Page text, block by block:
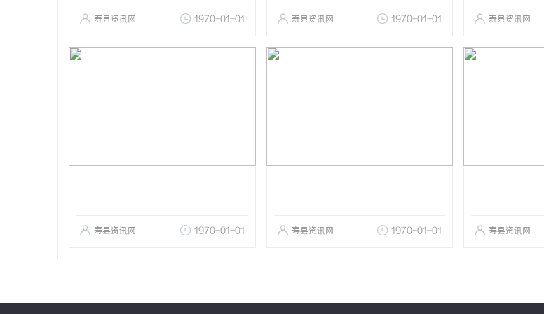
寿县资讯网 1970-01-01 寿县资讯网 1970-01-01 寿县资讯网
寿县资讯网 1970-01-01 寿县资讯网 1970-01-01 寿县资讯网